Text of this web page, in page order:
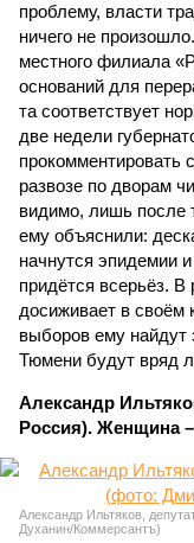
проблему, власти
ничего не
местного филиала
оснований для
та соответствует
две недели
прокомментировать
развозе по дворам
видимо, лишь после
ему объяснили:
начнутся эпидемии
придётся всерьёз.
досиживает в своём
выборов ему найдут
Тюмени будут вряд
Александр
Россия). Женщина
Александр Ильтяков,
Духанин/Коммерсантъ)